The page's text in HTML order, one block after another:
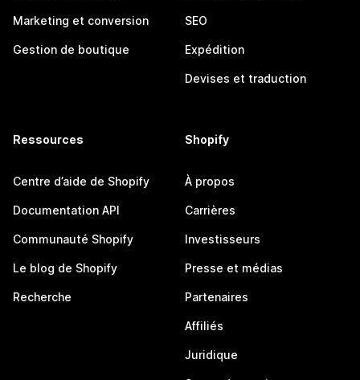
Marketing et conversion
Gestion de boutique
SEO
Expédition
Devises et traduction
Ressources
Centre d’aide de Shopify
Documentation API
Communauté Shopify
Le blog de Shopify
Recherche
Shopify
À propos
Carrières
Investisseurs
Presse et médias
Partenaires
Affiliés
Juridique